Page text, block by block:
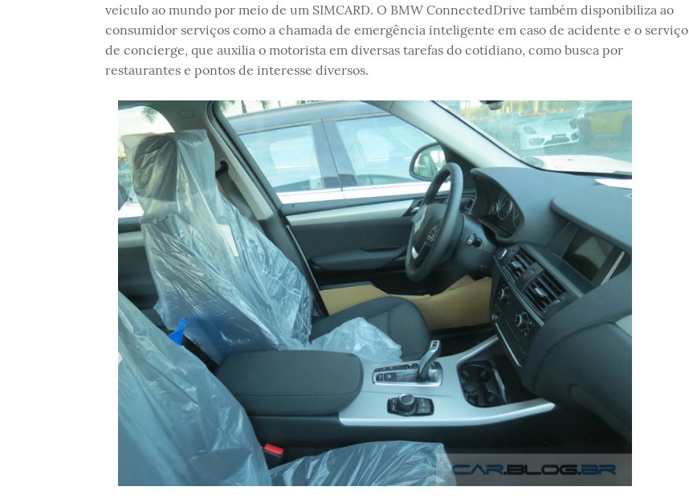
veículo ao mundo por meio de um SIMCARD. O BMW ConnectedDrive também disponibiliza ao
consumidor serviços como a chamada de emergência inteligente em caso de acidente e o serviço
de concierge, que auxilia o motorista em diversas tarefas do cotidiano, como busca por
restaurantes e pontos de interesse diversos.